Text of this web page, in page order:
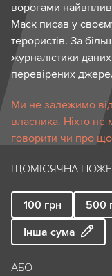
ворогами
Маск писав у
терористів. За
журналістики
перевірених
Ми не залежимо
власника. Ніхто
говорити чи про
ЩОМІСЯЧНА
100 грн 500
Інша сума
АБО